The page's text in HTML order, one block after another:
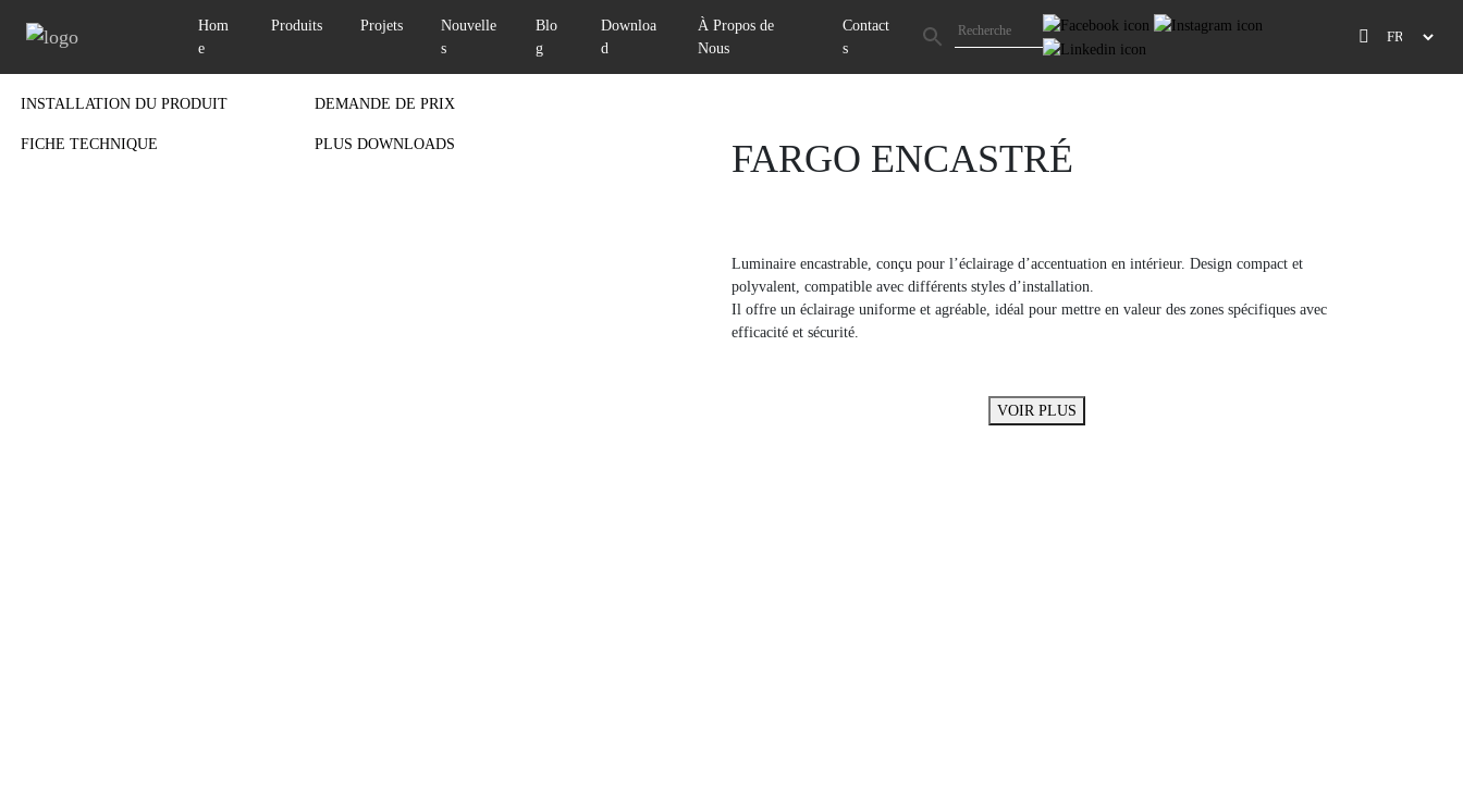
Hom
e
Produits Projets
Nouvelle
s
Blo
g
Downloa
d
À Propos de
Nous
Contact
s
Previous
Next
INSTALLATION DU PRODUIT
DEMANDE DE PRIX
FICHE TECHNIQUE PLUS DOWNLOADS FARGO ENCASTRÉ
Luminaire encastrable, conçu pour l’éclairage d’accentuation en intérieur. Design compact et
polyvalent, compatible avec différents styles d’installation.
Il offre un éclairage uniforme et agréable, idéal pour mettre en valeur des zones spécifiques avec
efficacité et sécurité.
VOIR PLUS